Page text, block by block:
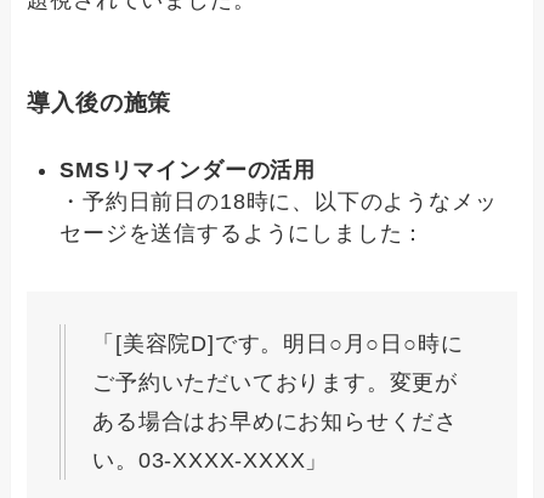
導入後の施策
SMSリマインダーの活用
・予約日前日の18時に、以下のようなメッ
セージを送信するようにしました：
「[美容院D]です。明日○月○日○時に
ご予約いただいております。変更が
ある場合はお早めにお知らせくださ
い。03-XXXX-XXXX」